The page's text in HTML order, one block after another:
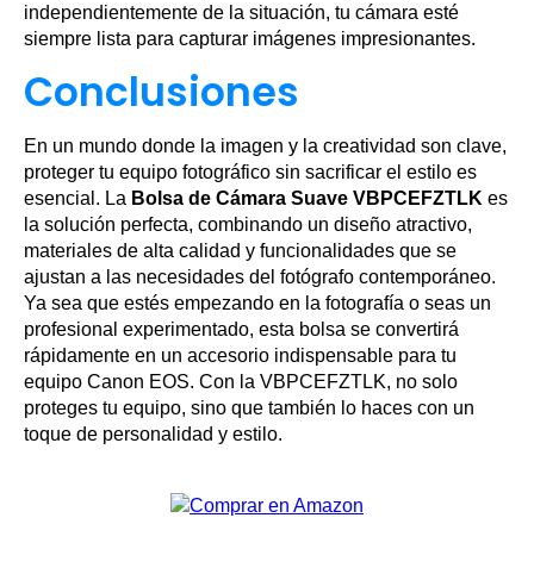
independientemente de la situación, tu cámara esté
siempre lista para capturar imágenes impresionantes.
Conclusiones
En un mundo donde la imagen y la creatividad son clave,
proteger tu equipo fotográfico sin sacrificar el estilo es
esencial. La Bolsa de Cámara Suave VBPCEFZTLK es
la solución perfecta, combinando un diseño atractivo,
materiales de alta calidad y funcionalidades que se
ajustan a las necesidades del fotógrafo contemporáneo.
Ya sea que estés empezando en la fotografía o seas un
profesional experimentado, esta bolsa se convertirá
rápidamente en un accesorio indispensable para tu
equipo Canon EOS. Con la VBPCEFZTLK, no solo
proteges tu equipo, sino que también lo haces con un
toque de personalidad y estilo.